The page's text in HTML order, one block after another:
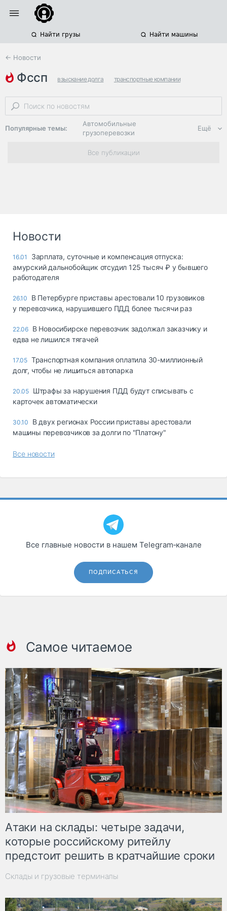
Найти грузы Найти машины
← Новости
фссп взыскание долга транспортные компании
арест грузовиков
Популярные темы:
Автомобильные
грузоперевозки
Региональная
логистика
опасные грузы
Таможня и ВЭД
грузовые
терминалы
транспорт
Автосервис,
Топливо, масла и
автохимия
Дзен
Ещё
Все публикации
Новости
16.01
Зарплата, суточные и компенсация отпуска:
амурский дальнобойщик отсудил 125 тысяч ₽ у бывшего
работодателя
26.10
В Петербурге приставы арестовали 10 грузовиков
у перевозчика, нарушившего ПДД более тысячи раз
22.06 В Новосибирске перевозчик задолжал заказчику и
едва не лишился тягачей
17.05 Транспортная компания оплатила 30-миллионный
долг, чтобы не лишиться автопарка
20.05 Штрафы за нарушения ПДД будут списывать с
карточек автоматически
30.10
В двух регионах России приставы арестовали
машины перевозчиков за долги по "Платону"
Все новости
Все главные новости в нашем Telegram‑канале
ПОДПИСАТЬСЯ
Самое читаемое
Атаки на склады: четыре задачи,
которые российскому ритейлу
предстоит решить в кратчайшие сроки
Склады и грузовые терминалы